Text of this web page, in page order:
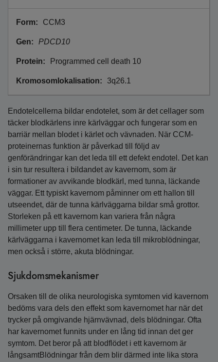
CCM3
PDCD10
Programmed cell death 10
3q26.1
Endotelcellerna bildar endotelet, som är det cellager som
täcker blodkärlens inre kärlväggar och fungerar som en
barriär mellan blodet i kärlet och vävnaden. När CCM-
proteinernas funktion är påverkad till följd av
genförändringar kan det leda till ett defekt endotel. Det kan
i sin tur resultera i bildandet av kavernom, som är
formationer av avvikande blodkärl, med tunna, läckande
väggar. Ett typiskt kavernom påminner om ett hallon till
utseendet, där de tunna kärlväggarna bildar små grottor.
Storleken på ett kavernom kan variera från några
millimeter upp till flera centimeter. De tunna, läckande
kärlväggarna i kavernomet kan leda till mikroblödningar,
men också i större, akuta blödningar.
Sjukdomsmekanismer
Orsaken till de olika neurologiska symtomen vid kavernom
bedöms vara dels den effekt som kavernomet har när det
trycker på omgivande hjärnvävnad, dels blödningar. Ofta
har kavernomet funnits under en lång tid innan det ger
symtom. Det beror på att blodflödet i ett kavernom är
långsamtBlödningar från dem blir därmed inte lika stora